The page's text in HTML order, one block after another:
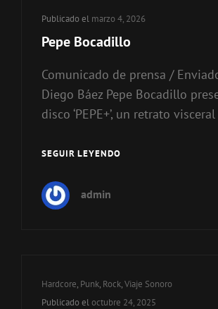
Publicado el marzo 4, 2026
Pepe Bocadillo
Comunicado de prensa /
Diego Báez Pepe Bocadillo
disco ‘PEPE+’, un retrato
SEGUIR LEYENDO
admin
Enlaces
de
Hardcore, Punk, Rock,Viaje Sonoro
Publicado eloctubre 24, 2025